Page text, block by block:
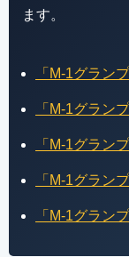
ます。
「M-1グラン
「M-1グラン
「M-1グラン
「M-1グラン
「M-1グラン